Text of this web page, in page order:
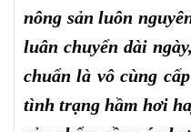
nông sản luôn
luân chuyển dài
chuẩn là vô cùng
tình trạng hầm hơi